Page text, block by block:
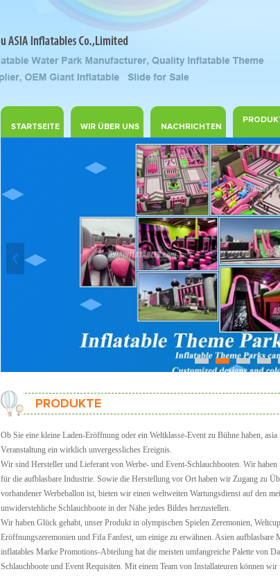
STARTSEITE WIR ÜBER UNS NACHRICHTEN
1 2 3 4
PRODUKTE
Ob Sie eine kleine Laden-Eröffnung oder ein Weltklasse-Event zu Bühne haben,
Veranstaltung ein wirklich unvergessliches Ereignis.
Wir sind Hersteller und Lieferant von Werbe- und Event-Schlauchbooten. Wir
für die aufblasbare Industrie. Sowie die Herstellung vor Ort haben wir Zugang zu
vorhandener Werbeballon ist, bieten wir einen weltweiten Wartungsdienst auf den
unwiderstehliche Schlauchboote in der Nähe jedes Bildes herzustellen.
Wir haben Glück gehabt, unser Produkt in olympischen Spielen Zeremonien,
Eröffnungszeremonien und Fifa Fanfest, um einige zu erwähnen. Asien
inflatables Marke Promotions-Abteilung hat die meisten umfangreiche Palette von
Schlauchboote und Event Requisiten. Mit einem Team von Installateuren können